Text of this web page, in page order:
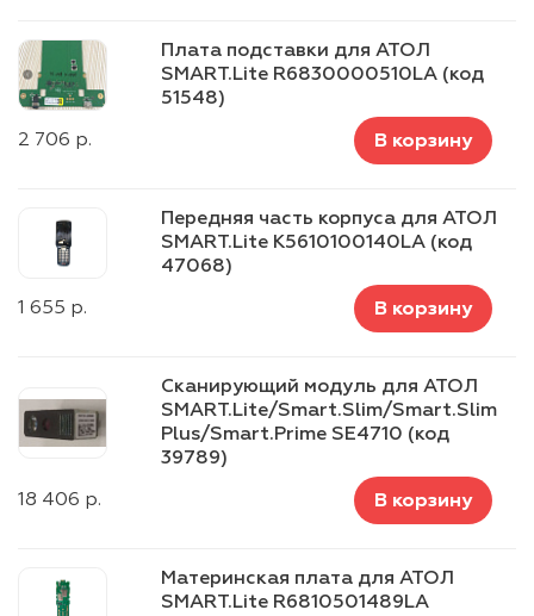
Плата подставки для АТОЛ
SMART.Lite R6830000510LA (код
51548)
2 706 р. В корзину
Передняя часть корпуса для АТОЛ
SMART.Lite K5610100140LA (код
47068)
1 655 р. В корзину
Сканирующий модуль для АТОЛ
SMART.Lite/Smart.Slim/Smart.Slim
Plus/Smart.Prime SE4710 (код
39789)
18 406 р. В корзину
Материнская плата для АТОЛ
SMART.Lite R6810501489LA